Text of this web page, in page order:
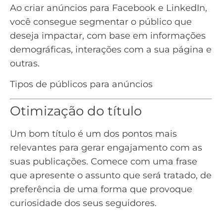
Ao criar anúncios para Facebook e LinkedIn,
você consegue segmentar o público que
deseja impactar, com base em informações
demográficas, interações com a sua página e
outras.
Tipos de públicos para anúncios
Otimização do título
Um bom título é um dos pontos mais
relevantes para gerar engajamento com as
suas publicações. Comece com uma frase
que apresente o assunto que será tratado, de
preferência de uma forma que provoque
curiosidade dos seus seguidores.